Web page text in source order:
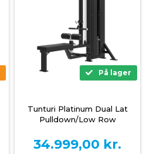
På lager
Tunturi Platinum Dual Lat
Pulldown/Low Row
34.999,00 kr.